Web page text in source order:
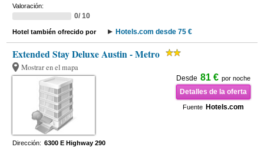
Valoración:
0/ 10
Hotel también ofrecido por Hotels.com desde 75 €
Extended Stay Deluxe Austin - Metro
Mostrar en el mapa
Desde 81 € por noche
Detalles de la oferta
Fuente Hotels.com
Dirección: 6300 E Highway 290